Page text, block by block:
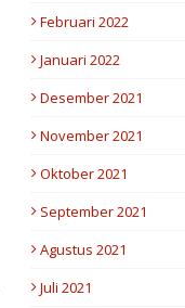
Februari 2022
Januari 2022
Desember 2021
November 2021
Oktober 2021
September 2021
Agustus 2021
Juli 2021